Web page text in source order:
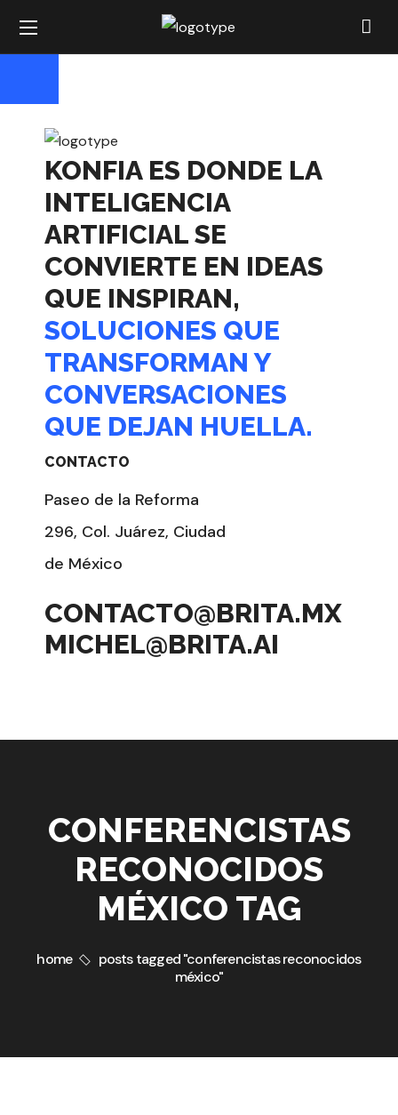
KONFIA ES DONDE LA
INTELIGENCIA
ARTIFICIAL SE
CONVIERTE EN IDEAS
QUE INSPIRAN,
SOLUCIONES QUE
TRANSFORMAN Y
CONVERSACIONES
QUE DEJAN HUELLA.
CONTACTO
Paseo de la Reforma
296, Col. Juárez, Ciudad
de México
CONTACTO@BRITA.MX
MICHEL@BRITA.AI
CONFERENCISTAS
RECONOCIDOS
MÉXICO TAG
home
posts tagged "conferencistas reconocidos
méxico"